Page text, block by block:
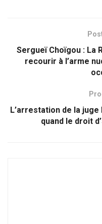
Sergueï Choïgou : La
recourir à l’arme
L’arrestation de la juge
quand le droit